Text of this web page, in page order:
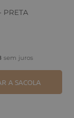
PRETA
sem juros
A SACOLA